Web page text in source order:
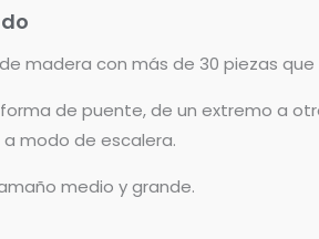
madera con más de 30 piezas que
de puente, de un extremo a
modo de escalera.
medio y grande.